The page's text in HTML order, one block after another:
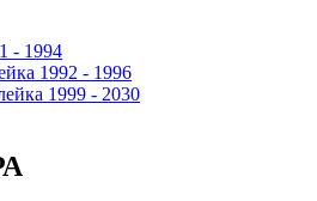
- 1994
1992 - 1996
1999 - 2030